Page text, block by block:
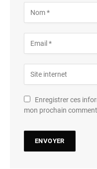
Enregistrer ces
mon prochain